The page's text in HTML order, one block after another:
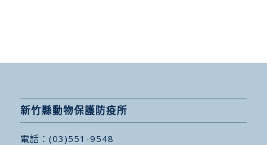
新竹縣動物保護防疫所
電話： (03)551-9548